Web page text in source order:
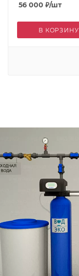
56 000 ₽/шт
В КОРЗИНУ